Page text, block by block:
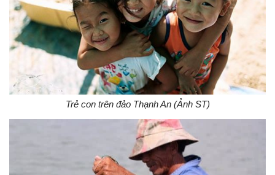
Trẻ con trên đảo Thạnh An (Ảnh ST)